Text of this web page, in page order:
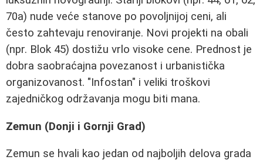
70a) nude veće stanove po povoljnijoj ceni, ali
često zahtevaju renoviranje. Novi projekti na obali
(npr. Blok 45) dostižu vrlo visoke cene. Prednost je
dobra saobraćajna povezanost i urbanistička
organizovanost. "Infostan" i veliki troškovi
zajedničkog održavanja mogu biti mana.
Zemun (Donji i Gornji Grad)
Zemun se hvali kao jedan od najboljih delova grada